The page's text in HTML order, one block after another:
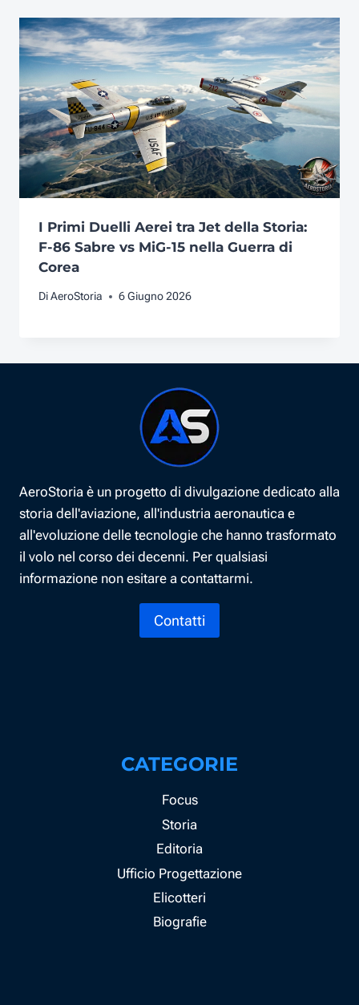
I Primi Duelli Aerei tra Jet della Storia:
F-86 Sabre vs MiG-15 nella Guerra di
Corea
DiAeroStoria 6 Giugno 2026
AeroStoria è un progetto di divulgazione dedicato alla
storia dell'aviazione, all'industria aeronautica e
all'evoluzione delle tecnologie che hanno trasformato
il volo nel corso dei decenni. Per qualsiasi
informazione non esitare a contattarmi.
Contatti
CATEGORIE
Focus
Storia
Editoria
Ufficio Progettazione
Elicotteri
Biografie